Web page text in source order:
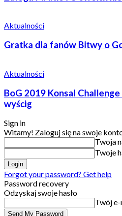
Aktualności
Gratka dla fanów Bitwy o
Aktualności
BoG 2019 Konsal
wyścig
Sign in
Witamy! Zaloguj się na swoje
Twoja
Twoje
Forgot your password? Get help
Password recovery
Odzyskaj swoje hasło
Twój